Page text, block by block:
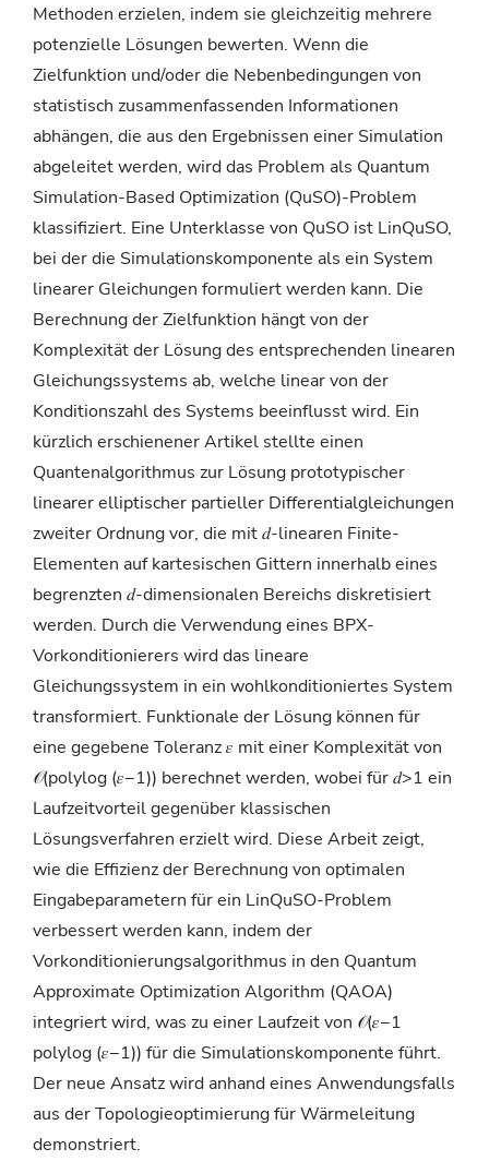
Methoden erzielen, indem sie gleichzeitig mehrere
potenzielle Lösungen bewerten. Wenn die
Zielfunktion und/oder die Nebenbedingungen von
statistisch zusammenfassenden Informationen
abhängen, die aus den Ergebnissen einer Simulation
abgeleitet werden, wird das Problem als Quantum
Simulation-Based Optimization (QuSO)-Problem
klassifiziert. Eine Unterklasse von QuSO ist LinQuSO,
bei der die Simulationskomponente als ein System
linearer Gleichungen formuliert werden kann. Die
Berechnung der Zielfunktion hängt von der
Komplexität der Lösung des entsprechenden linearen
Gleichungssystems ab, welche linear von der
Konditionszahl des Systems beeinflusst wird. Ein
kürzlich erschienener Artikel stellte einen
Quantenalgorithmus zur Lösung prototypischer
linearer elliptischer partieller Differentialgleichungen
zweiter Ordnung vor, die mit 𝑑-linearen Finite-
Elementen auf kartesischen Gittern innerhalb eines
begrenzten 𝑑-dimensionalen Bereichs diskretisiert
werden. Durch die Verwendung eines BPX-
Vorkonditionierers wird das lineare
Gleichungssystem in ein wohlkonditioniertes System
transformiert. Funktionale der Lösung können für
eine gegebene Toleranz 𝜀 mit einer Komplexität von
𝒪(︀polylog (︀𝜀−1)︀)︀ berechnet werden, wobei für 𝑑>1 ein
Laufzeitvorteil gegenüber klassischen
Lösungsverfahren erzielt wird. Diese Arbeit zeigt,
wie die Effizienz der Berechnung von optimalen
Eingabeparametern für ein LinQuSO-Problem
verbessert werden kann, indem der
Vorkonditionierungsalgorithmus in den Quantum
Approximate Optimization Algorithm (QAOA)
integriert wird, was zu einer Laufzeit von 𝒪(︀𝜀−1
polylog (︀𝜀−1)︀)︀ für die Simulationskomponente führt.
Der neue Ansatz wird anhand eines Anwendungsfalls
aus der Topologieoptimierung für Wärmeleitung
demonstriert.